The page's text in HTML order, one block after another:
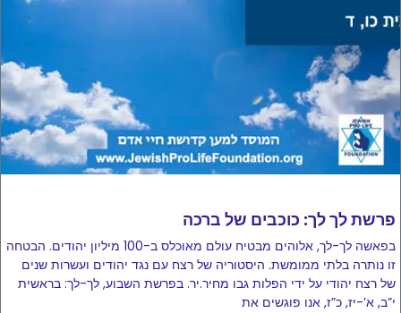
פרשת לך לך: כוכבים של ברכה
בפאשה לך-לך, אלוהים מבטיח עולם מאוכלס ב-100 מיליון יהודים. הבטחה
זו נותרה בלתי ממומשת. היסטוריה של רצח עם נגד יהודים ועשרות שנים
של רצח יהודי על ידי הפלות גבו מחיר.יר. בפרשת השבוע, לך-לך: בראשית
י”ב, א’-יז, כ”ז, אנו פוגשים את